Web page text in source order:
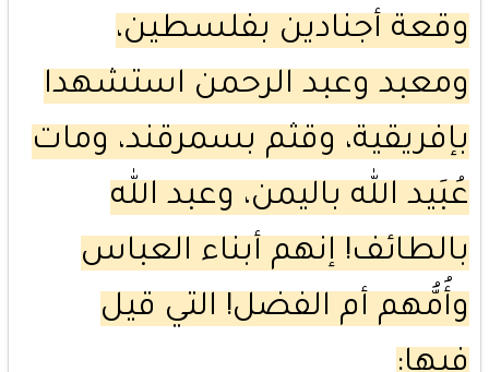
وقعة أجنادين بفلسطين،
ومعبد وعبد الرحمن استشهدا
بإفريقية، وقثم بسمرقند، ومات
عُبَيد الله باليمن، وعبد الله
بالطائف! إنهم أبناء العباس
وأُمُّهم أم الفضل! التي قيل
فيها: